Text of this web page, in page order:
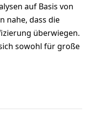
auf Basis von
nahe, dass die
überwiegen.
sowohl für große